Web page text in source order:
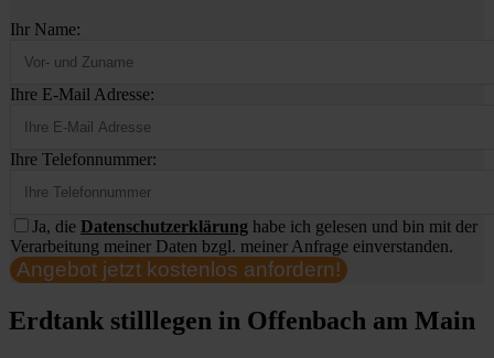
Ihr Name:
Ihre E-Mail Adresse:
Ihre Telefonnummer:
Ja, die Datenschutzerklärung habe ich gelesen und bin mit der
Verarbeitung meiner Daten bzgl. meiner Anfrage einverstanden.
Angebot jetzt kostenlos anfordern!
Erdtank stilllegen in Offenbach am Main